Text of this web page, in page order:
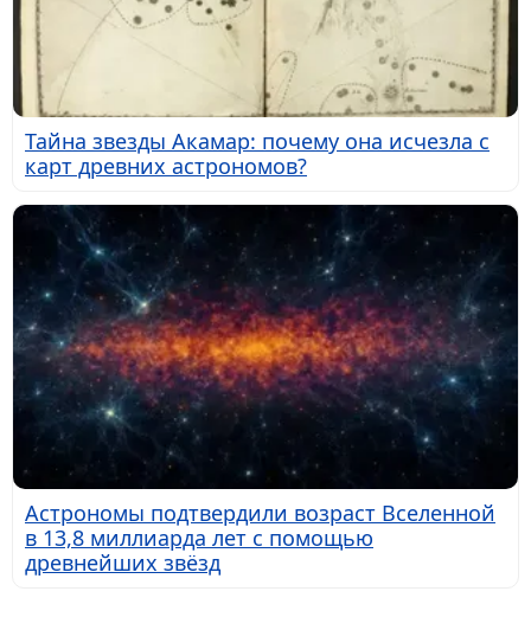
Тайна звезды Акамар: почему она исчезла с
карт древних астрономов?
Астрономы подтвердили возраст Вселенной
в 13,8 миллиарда лет с помощью
древнейших звёзд